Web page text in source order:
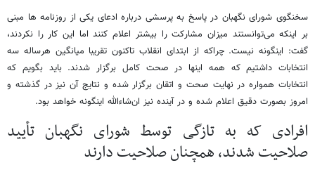
سخنگوی شورای نگهبان در پاسخ به پرسشی درباره ادعای یکی از روزنامه ها مبنی
بر اینکه می‌توانستند میزان مشارکت را بیشتر اعلام کنند اما این کار را نکردند،
گفت: اینگونه نیست. چراکه از ابتدای انقلاب تاکنون تقریبا میانگین هرساله سه
انتخابات داشتیم که همه اینها در صحت کامل برگزار شدند. باید بگویم که
انتخابات همواره در نهایت صحت و اتقان برگزار شده و نتایج آن نیز در گذشته و
امروز بصورت دقیق اعلام شده و در آینده نیز ان‌شاءالله اینگونه خواهد بود.
افرادی که به تازگی توسط شورای نگهبان تأیید
صلاحیت شدند، همچنان صلاحیت دارند